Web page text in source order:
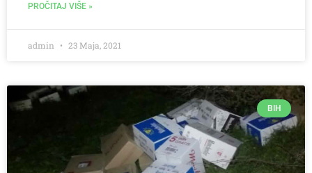
PROČITAJ VIŠE »
admin 23 Maja, 2021
BIH